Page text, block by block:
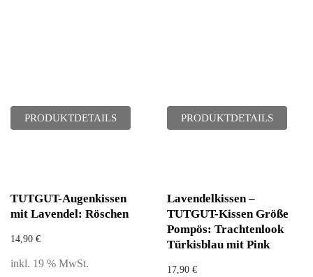
PRODUKTDETAILS PRODUKTDETAILS
TUTGUT-Augenkissen
mit Lavendel: Röschen
14,90 €
inkl. 19 % MwSt.
Lavendelkissen –
TUTGUT-Kissen Größe
Pompös: Trachtenlook
Türkisblau mit Pink
17,90 €